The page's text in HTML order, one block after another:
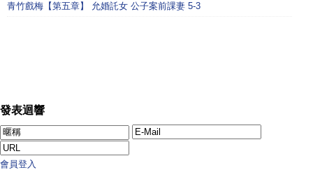
青竹戲梅【第五章】 允婚託女 公子案前課妻 5-3
發表迴響
會員登入